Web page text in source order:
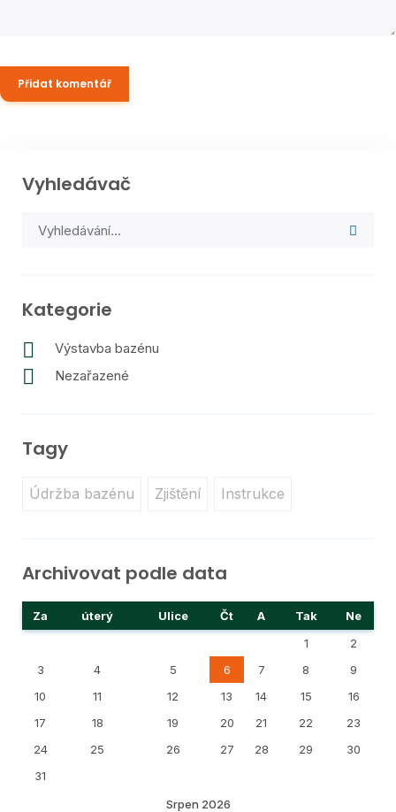
Vyhledávač
Kategorie
Výstavba bazénu
Nezařazené
Tagy
Údržba bazénu Zjištění Instrukce
Archivovat podle data
Srpen 2026
Za úterý Ulice Čt A Tak
Ne
1
2
3
4 5 6 7 8
9
10
11 12 13 14 15
16
17
18 19 20 21 22
23
24
25 26 27 28 29
30
31